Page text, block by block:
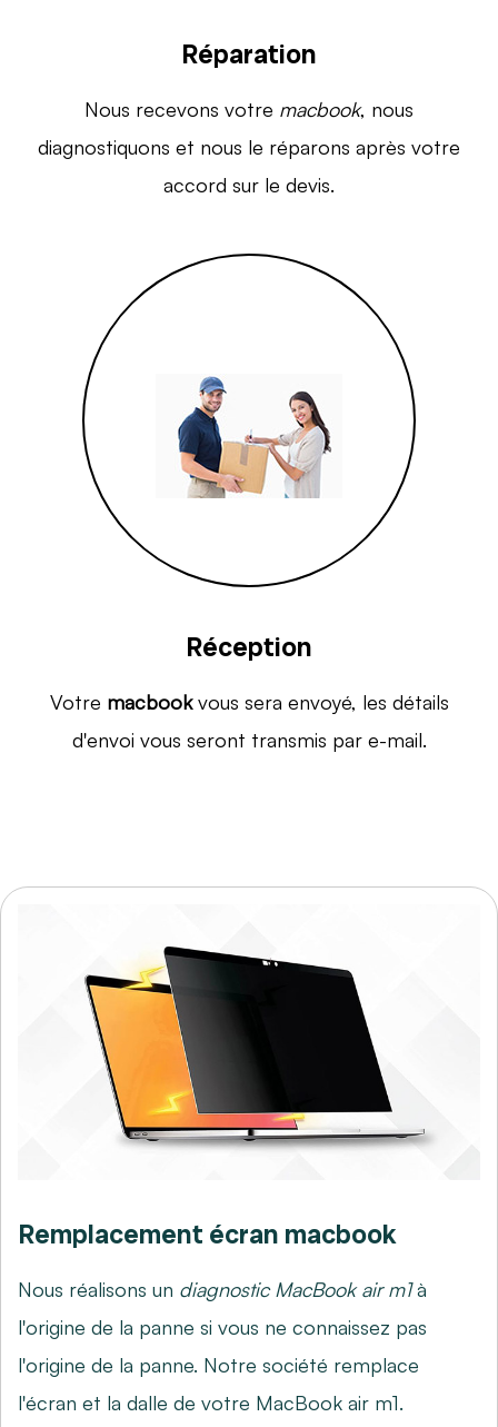
Réparation
Nous recevons votre macbook, nous
diagnostiquons et nous le réparons après votre
accord sur le devis.
Réception
Votre macbookvous sera envoyé, les détails
d'envoi vous seront transmis par e-mail.
Remplacement écran macbook
Nous réalisons un diagnostic MacBook air m1à
l'origine de la panne si vous ne connaissez pas
l'origine de la panne. Notre société remplace
l'écran et la dalle de votre MacBook air m1.